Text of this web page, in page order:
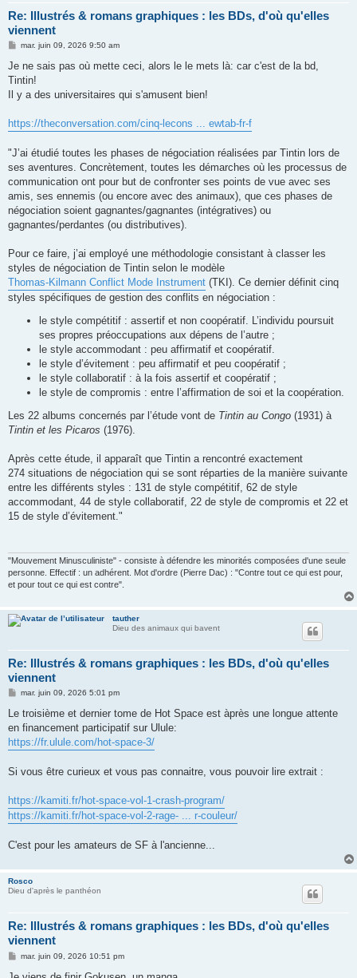
Re: Illustrés & romans graphiques : les BDs, d'où qu'elles
viennent
M
s
a
g
e
mar. juin 09, 2026 9:50 am
Je ne sais pas où mette ceci, alors le le mets là: car c'est de la bd,
Tintin!
Il y a des universitaires qui s'amusent bien!
https://theconversation.com/cinq-lecons ... ewtab-fr-f
"J’ai étudié toutes les phases de négociation réalisées par Tintin lors de
ses aventures. Concrètement, toutes les démarches où les processus de
communication ont pour but de confronter ses points de vue avec ses
amis, ses ennemis (ou encore avec des animaux), que ces phases de
négociation soient gagnantes/gagnantes (intégratives) ou
gagnantes/perdantes (ou distributives).
Pour ce faire, j’ai employé une méthodologie consistant à classer les
styles de négociation de Tintin selon le modèle
Thomas-Kilmann Conflict Mode Instrument (TKI). Ce dernier définit cinq
styles spécifiques de gestion des conflits en négociation :
le style compétitif : assertif et non coopératif. L’individu poursuit
ses propres préoccupations aux dépens de l’autre ;
le style accommodant : peu affirmatif et coopératif.
le style d’évitement : peu affirmatif et peu coopératif ;
le style collaboratif : à la fois assertif et coopératif ;
le style de compromis : entre l’affirmation de soi et la coopération.
Les 22 albums concernés par l’étude vont de Tintin au Congo (1931) à
Tintin et les Picaros (1976).
Après cette étude, il apparaît que Tintin a rencontré exactement
274 situations de négociation qui se sont réparties de la manière suivante
entre les différents styles : 131 de style compétitif, 62 de style
accommodant, 44 de style collaboratif, 22 de style de compromis et 22 et
15 de style d’évitement."
"Mouvement Minusculiniste" - consiste à défendre les minorités composées d'une seule
personne. Effectif : un adhérent. Mot d'ordre (Pierre Dac) : "Contre tout ce qui est pour,
et pour tout ce qui est contre".
tauther
Dieu des animaux qui bavent
Re: Illustrés & romans graphiques : les BDs, d'où qu'elles
viennent
M
s
a
g
e
mar. juin 09, 2026 5:01 pm
Le troisième et dernier tome de Hot Space est àprès une longue attente
en financement participatif sur Ulule:
https://fr.ulule.com/hot-space-3/
Si vous être curieux et vous pas connaitre, vous pouvoir lire extrait :
https://kamiti.fr/hot-space-vol-1-crash-program/
https://kamiti.fr/hot-space-vol-2-rage- ... r-couleur/
C'est pour les amateurs de SF à l'ancienne...
Rosco
Dieu d'après le panthéon
Re: Illustrés & romans graphiques : les BDs, d'où qu'elles
viennent
M
s
mar. juin 09, 2026 10:51 pm